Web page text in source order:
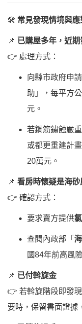
🛠️ 常見發現情境與應
📌 已購屋多年，近
👉 處理方式：
向縣市政府申
助」，每平方
元。
若鋼筋鏽蝕嚴
或都更重建計
20萬元。
📌 看房時懷疑是海砂
👉 確認方式：
要求賣方提供
查閱內政部「
國84年前高風
📌 已付斡旋金
👉 若斡旋階段即發
要時，保留書面證據